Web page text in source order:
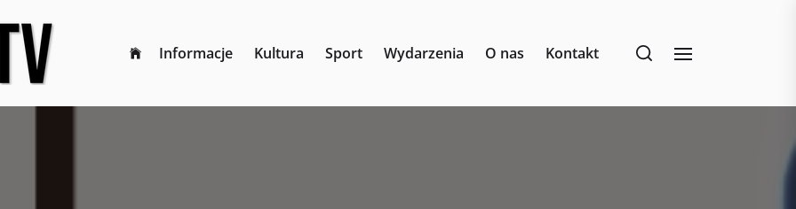
Informacje Kultura Sport Wydarzenia O nas Kontakt